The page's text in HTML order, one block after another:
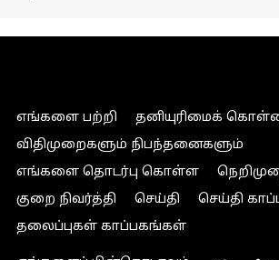
எங்களை பற்றி
தனியுரிமைக்
விதிமுறைகளும் நிபந்தனைகளும்
எங்களை தொடர்பு கொள்ள
குறை நிவர்த்தி
செய்தி
செய்தி
தலைப்புகள் காப்பகங்கள்